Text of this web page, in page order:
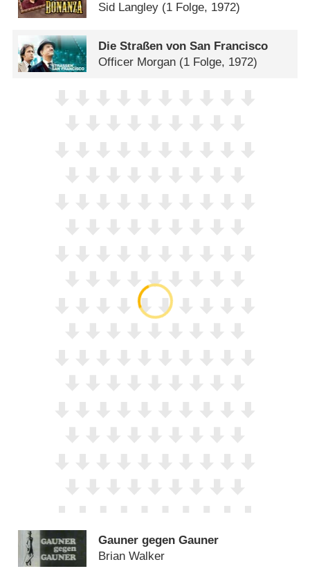
Sid Langley (1 Folge, 1972)
Die Straßen von San Francisco
Officer Morgan (1 Folge, 1972)
Gauner gegen Gauner
Brian Walker